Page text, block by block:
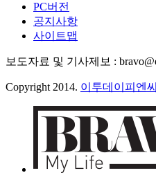
PC버전
공지사항
사이트맵
보도자료 및 기사제보 :
Copyright 2014. 이투데이피엔씨